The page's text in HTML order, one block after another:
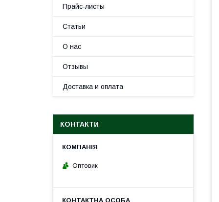
Прайс-листы
Статьи
О нас
Отзывы
Доставка и оплата
КОНТАКТИ
Оптовик